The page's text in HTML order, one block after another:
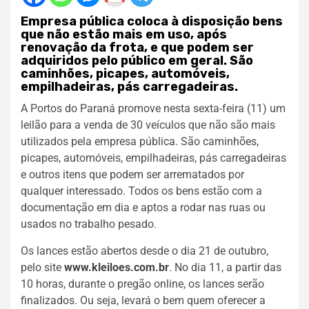
Empresa pública coloca à disposição bens
que não estão mais em uso, após
renovação da frota, e que podem ser
adquiridos pelo público em geral. São
caminhões, picapes, automóveis,
empilhadeiras, pás carregadeiras.
A Portos do Paraná promove nesta sexta-feira (11) um
leilão para a venda de 30 veículos que não são mais
utilizados pela empresa pública. São caminhões,
picapes, automóveis, empilhadeiras, pás carregadeiras
e outros itens que podem ser arrematados por
qualquer interessado. Todos os bens estão com a
documentação em dia e aptos a rodar nas ruas ou
usados no trabalho pesado.
Os lances estão abertos desde o dia 21 de outubro,
pelo site www.kleiloes.com.br. No dia 11, a partir das
10 horas, durante o pregão online, os lances serão
finalizados. Ou seja, levará o bem quem oferecer a